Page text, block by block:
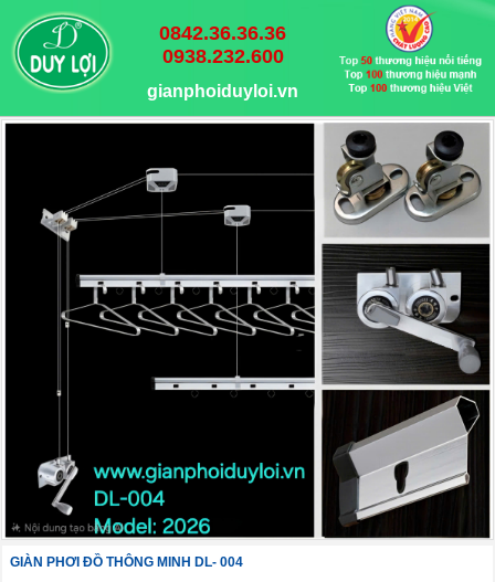
0842.36.36.36
0938.232.600
gianphoiduyloi.vn
GIÀN PHƠI ĐỒ THÔNG MINH DL- 004